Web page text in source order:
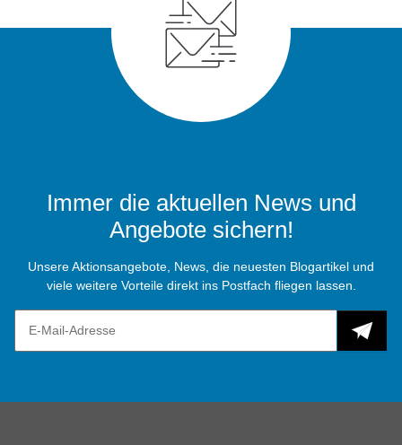
Immer die aktuellen News und
Angebote sichern!
Unsere Aktionsangebote, News, die neuesten Blogartikel und
viele weitere Vorteile direkt ins Postfach fliegen lassen.